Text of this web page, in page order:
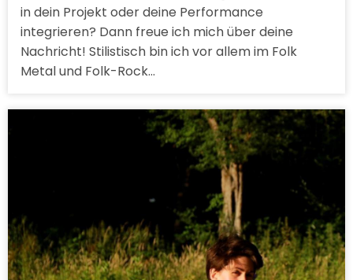
in dein Projekt oder deine Performance
integrieren? Dann freue ich mich über deine
Nachricht! Stilistisch bin ich vor allem im Folk
Metal und Folk-Rock…